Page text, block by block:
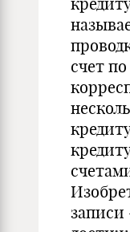
счет